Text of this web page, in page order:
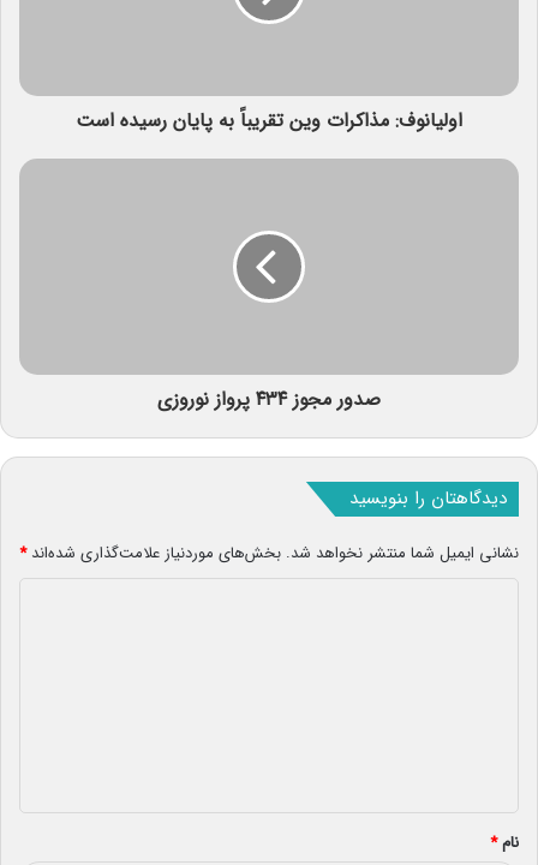
اولیانوف: مذاکرات وین تقریباً به پایان رسیده است
صدور مجوز ۴۳۴ پرواز نوروزی
دیدگاهتان را بنویسید
نشانی ایمیل شما منتشر نخواهد شد. بخش‌های موردنیاز علامت‌گذاری شده‌اند*
*
نام*